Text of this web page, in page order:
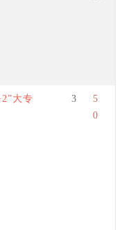
大专 3
5
0